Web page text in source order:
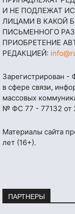
И НЕ ПОДЛЕЖАТ
ЛИЦАМИ В КАКОЙ
ПИСЬМЕННОГО
ПРИОБРЕТЕНИЕ
РЕДАКЦИЕЙ:
Зарегистрирован -
в сфере связи,
массовых
№ ФС 77 - 77132 от
Материалы сайта
лет (16+).
ПАРТНЕРЫ